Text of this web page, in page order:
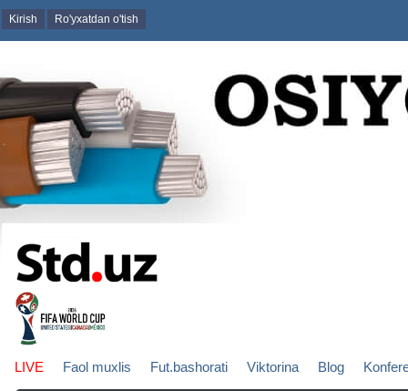
Kirish Ro'yxatdan o'tish
LIVE Faol muxlis Fut.bashorati Viktorina Blog